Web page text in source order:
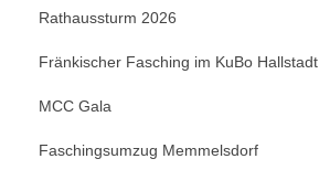
Rathaussturm 2026
Fränkischer Fasching im KuBo Hallstadt
MCC Gala
Faschingsumzug Memmelsdorf